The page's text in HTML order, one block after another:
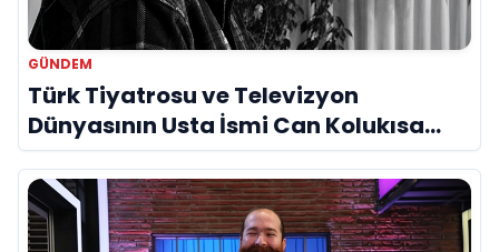
GÜNDEM
Türk Tiyatrosu ve Televizyon
Dünyasının Usta İsmi Can Kolukısa
Hayatını Kaybetti